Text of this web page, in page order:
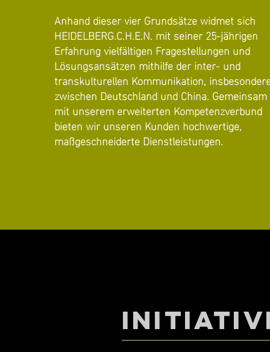
Anhand dieser vier Grundsätze widmet sich
HEIDELBERG.C.H.E.N. mit seiner 25-jährigen
Erfahrung vielfältigen Fragestellungen und
Lösungsansätzen mithilfe der inter- und
transkulturellen Kommunikation,
zwischen Deutschland und China. Gemeinsam
mit unserem erweiterten Kompetenzverbund
bieten wir unseren Kunden hochwertige,
maßgeschneiderte Dienstleistungen.